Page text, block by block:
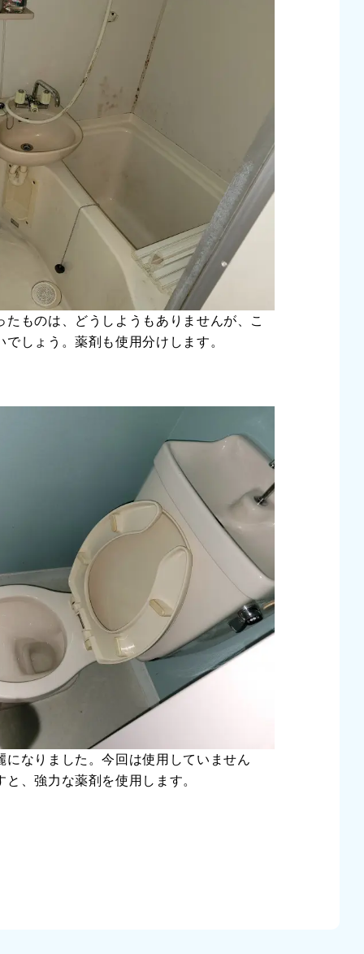
ものは、どうしようもありませんが、こ
しょう。薬剤も使用分けします。
になりました。今回は使用していません
、強力な薬剤を使用します。